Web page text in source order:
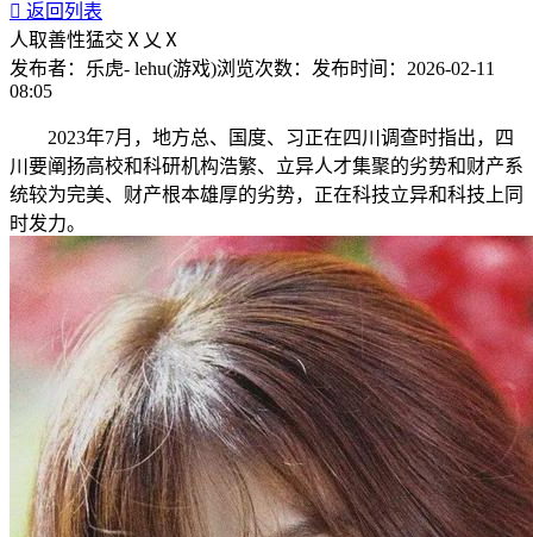
 返回列表
人取善性猛交Ⅹ乂Ⅹ
发布者： 乐虎- lehu(游戏)浏览次数： 发布时间： 2026-02-11
08:05
2023年7月，地方总、国度、习正在四川调查时指出，四
川要阐扬高校和科研机构浩繁、立异人才集聚的劣势和财产系
统较为完美、财产根本雄厚的劣势，正在科技立异和科技上同
时发力。